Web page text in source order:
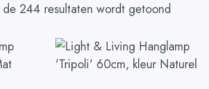
244 resultaten wordt getoond